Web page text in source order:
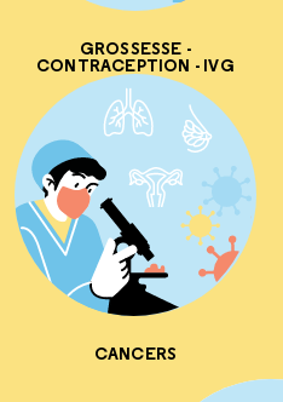
GROSSESSE -
CONTRACEPTION - IVG
CANCERS